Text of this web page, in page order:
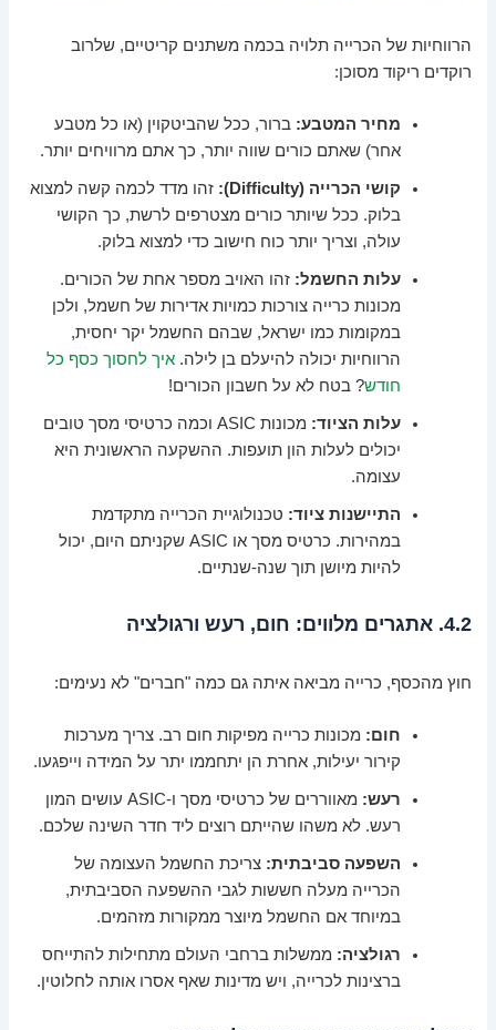
הרווחיות של הכרייה תלויה בכמה משתנים קריטיים, שלרוב
רוקדים ריקוד מסוכן:
מחיר המטבע: ברור, ככל שהביטקוין (או כל מטבע
אחר) שאתם כורים שווה יותר, כך אתם מרוויחים יותר.
קושי הכרייה (Difficulty):
זהו מדד לכמה קשה למצוא
בלוק. ככל שיותר כורים מצטרפים לרשת, כך הקושי
עולה, וצריך יותר כוח חישוב כדי למצוא בלוק.
עלות החשמל: זהו האויב מספר אחת של הכורים.
מכונות כרייה צורכות כמויות אדירות של חשמל, ולכן
במקומות כמו ישראל, שבהם החשמל יקר יחסית,
הרווחיות יכולה להיעלם בן לילה.איך לחסוך כסף כל
חודש? בטח לא על חשבון הכורים!
עלות הציוד:
מכונות ASIC וכמה כרטיסי מסך טובים
יכולים לעלות הון תועפות. ההשקעה הראשונית היא
עצומה.
התיישנות ציוד: טכנולוגיית הכרייה מתקדמת
במהירות. כרטיס מסך או ASIC שקניתם היום, יכול
להיות מיושן תוך שנה-שנתיים.
4.2. אתגרים מלווים: חום, רעש ורגולציה
חוץ מהכסף, כרייה מביאה איתה גם כמה "חברים" לא נעימים:
חום: מכונות כרייה מפיקות חום רב. צריך מערכות
קירור יעילות, אחרת הן יתחממו יתר על המידה וייפגעו.
רעש:
מאווררים של כרטיסי מסך ו-ASIC עושים המון
רעש. לא משהו שהייתם רוצים ליד חדר השינה שלכם.
השפעה סביבתית: צריכת החשמל העצומה של
הכרייה מעלה חששות לגבי ההשפעה הסביבתית,
במיוחד אם החשמל מיוצר ממקורות מזהמים.
רגולציה: ממשלות ברחבי העולם מתחילות להתייחס
ברצינות לכרייה, ויש מדינות שאף אסרו אותה לחלוטין.